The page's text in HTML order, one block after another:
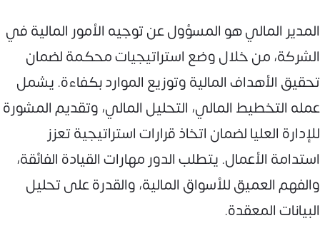
المدير المالي هو المسؤول عن توجيه الأمور المالية في
الشركة، من خلال وضع استراتيجيات محكمة لضمان
تحقيق الأهداف المالية وتوزيع الموارد بكفاءة. يشمل
عمله التخطيط المالي، التحليل المالي، وتقديم المشورة
للإدارة العليا لضمان اتخاذ قرارات استراتيجية تعزز
استدامة الأعمال. يتطلب الدور مهارات القيادة الفائقة،
والفهم العميق للأسواق المالية، والقدرة على تحليل
البيانات المعقدة.